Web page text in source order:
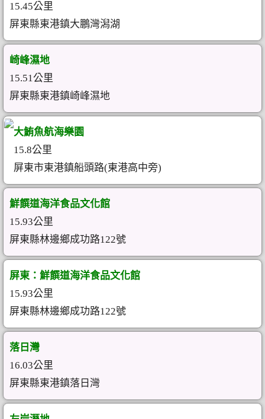
15.45公里
屏東縣東港鎮大鵬灣潟湖
崎峰濕地
15.51公里
屏東縣東港鎮崎峰濕地
大鮪魚航海樂園
15.8公里
屏東市東港鎮船頭路(東港高中旁)
鮮饌道海洋食品文化館
15.93公里
屏東縣林邊鄉成功路122號
屏東：鮮饌道海洋食品文化館
15.93公里
屏東縣林邊鄉成功路122號
落日灣
16.03公里
屏東縣東港鎮落日灣